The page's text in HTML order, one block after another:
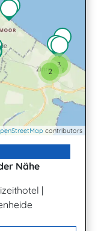
3
2
contributors
Nähe
|